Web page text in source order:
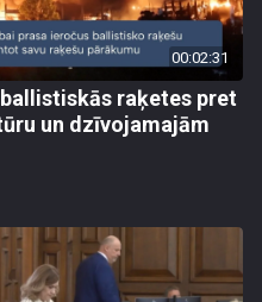
00:02:31
raķetes pret
un dzīvojamajām